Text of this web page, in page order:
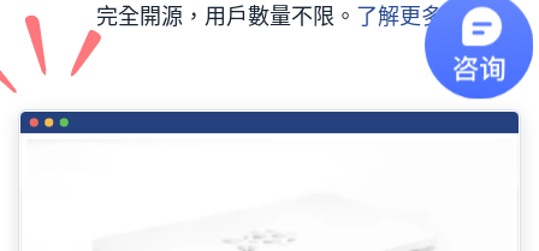
完全開源，用戶數量不限。 了解更多